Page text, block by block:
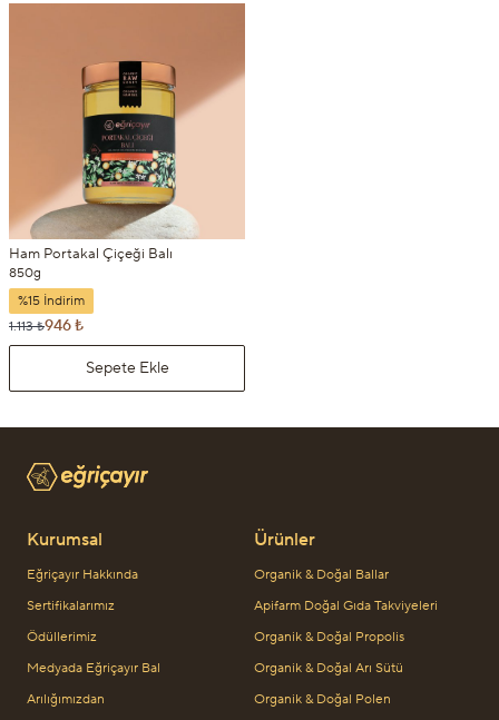
Ham Portakal Çiçeği Balı
850g
%15 İndirim
1.113 ₺946 ₺
Sepete Ekle
Kurumsal
Eğriçayır Hakkında
Sertifikalarımız
Ödüllerimiz
Medyada Eğriçayır Bal
Arılığımızdan
Ürünler
Organik & Doğal Ballar
Apifarm Doğal Gıda Takviyeleri
Organik & Doğal Propolis
Organik & Doğal Arı Sütü
Organik & Doğal Polen